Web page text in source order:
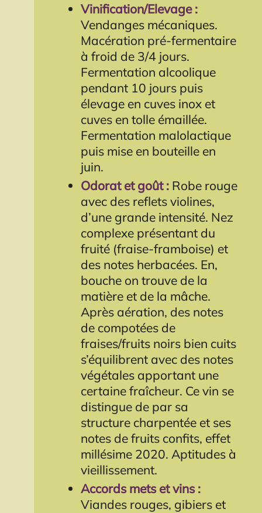
Vinification/Elevage :
Vendanges mécaniques.
Macération pré-fermentaire
à froid de 3/4 jours.
Fermentation alcoolique
pendant 10 jours puis
élevage en cuves inox et
cuves en tolle émaillée.
Fermentation malolactique
puis mise en bouteille en
juin.
Odorat et goût : Robe rouge
avec des reflets violines,
d’une grande intensité. Nez
complexe présentant du
fruité (fraise-framboise) et
des notes herbacées. En,
bouche on trouve de la
matière et de la mâche.
Après aération, des notes
de compotées de
fraises/fruits noirs bien cuits
s’équilibrent avec des notes
végétales apportant une
certaine fraîcheur. Ce vin se
distingue de par sa
structure charpentée et ses
notes de fruits confits, effet
millésime 2020. Aptitudes à
vieillissement.
Accords mets et vins :
Viandes rouges, gibiers et